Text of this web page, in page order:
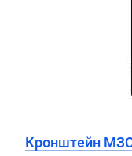
Кронштейн